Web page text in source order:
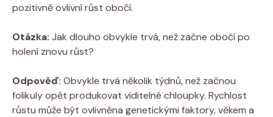
pozitivně ovlivní růst obočí.
Otázka: Jak dlouho obvykle trvá, než začne obočí po
holení znovu růst?
Odpověď: Obvykle trvá několik týdnů, než začnou
folikuly opět produkovat viditelné chloupky. Rychlost
růstu může být ovlivněna genetickými faktory, věkem a